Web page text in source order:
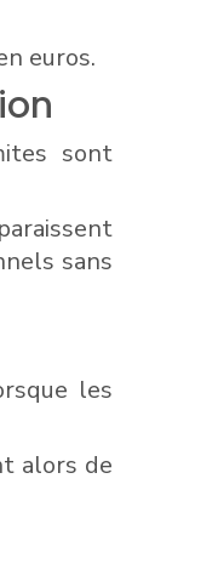
euros.
sont
sans
les
alors de